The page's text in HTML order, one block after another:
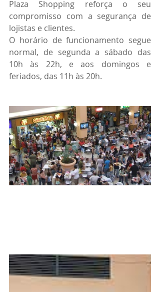
Plaza Shopping reforça o seu
compromisso com a segurança de
lojistas e clientes.
O horário de funcionamento segue
normal, de segunda a sábado das
10h às 22h, e aos domingos e
feriados, das 11h às 20h.